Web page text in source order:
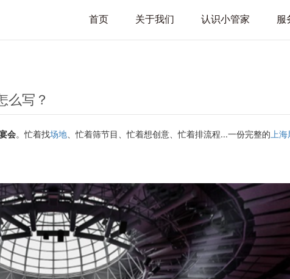
服
认识小管家
关于我们
首页
么写？
会。忙着找场地 、忙着筛节目、忙着想创意、忙着排流程...一份完整的 上